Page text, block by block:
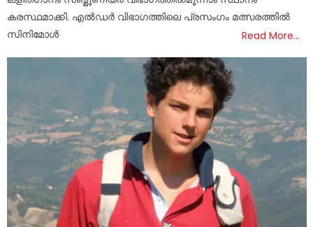
കരസ്ഥമാക്കി. എൽഡർ വിഭാഗത്തിലെ പ്രസംഗം മത്സരത്തിൽ
സിനിമോൾ
Read More…